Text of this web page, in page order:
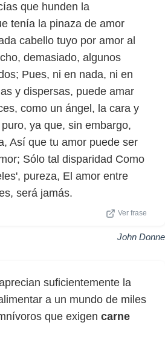
que hunden la
tenía la pinaza de amor
cabello tuyo por amor al
demasiado, algunos
Pues, ni en nada, ni en
y dispersas, puede amar
como un ángel, la cara y
ya que, sin embargo,
Así que tu amor puede ser
Sólo tal disparidad Como
pureza, El amor entre
será jamás.
Ver frase
John Donne
suficientemente la
a un mundo de miles
que exigen carne